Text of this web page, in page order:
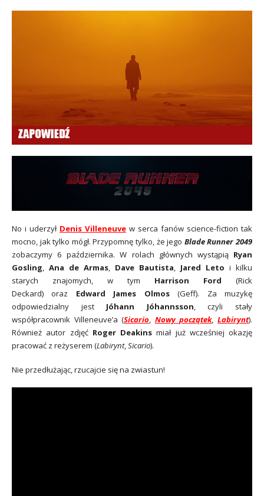
No i uderzył Denis Villeneuve w serca fanów science-fiction tak
mocno, jak tylko mógł. Przypomnę tylko, że jego Blade Runner 2049
zobaczymy 6 października. W rolach głównych wystąpią Ryan
Gosling, Ana de Armas, Dave Bautista, Jared Leto i kilku
starych znajomych, w tym Harrison Ford (Rick
Deckard) oraz Edward James Olmos(Geff). Za muzykę
odpowiedzialny jest Jóhann Jóhannsson, czyli stały
współpracownik Villeneuve’a (Sicario, Nowy początek,Labirynt).
Również autor zdjęć Roger Deakins miał już wcześniej okazję
pracować z reżyserem (Labirynt,Sicario).
Nie przedłużając, rzucajcie się na zwiastun!